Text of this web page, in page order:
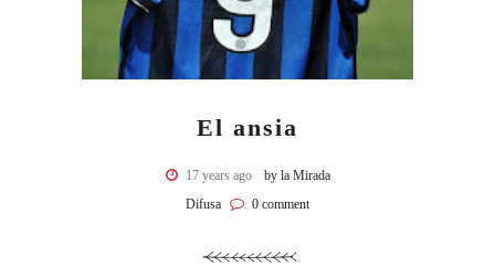
El ansia
17 years ago
by la Mirada
Difusa
0 comment